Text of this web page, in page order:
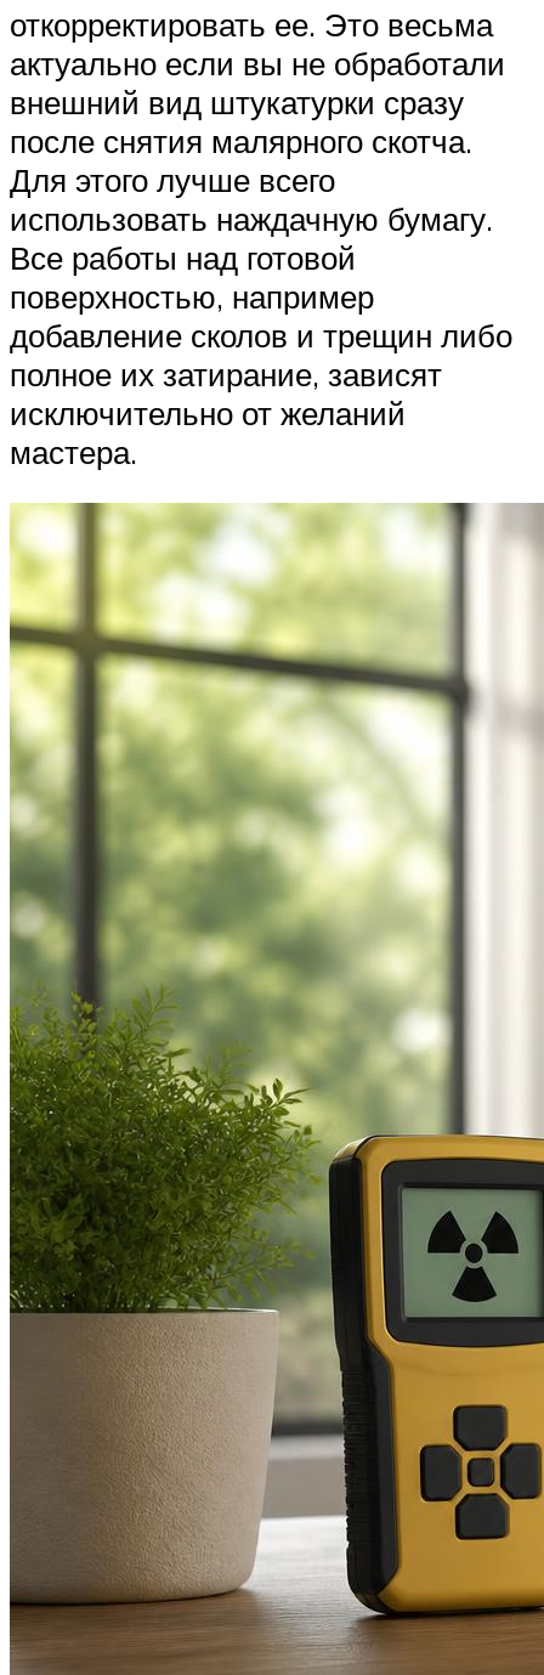
откорректировать ее. Это весьма
актуально если вы не обработали
внешний вид штукатурки сразу
после снятия малярного скотча.
Для этого лучше всего
использовать наждачную бумагу.
Все работы над готовой
поверхностью, например
добавление сколов и трещин либо
полное их затирание, зависят
исключительно от желаний
мастера.